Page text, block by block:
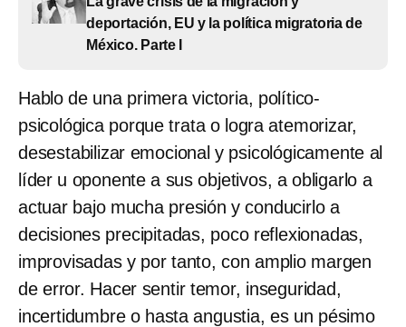
deportación, EU y la política migratoria de
México. Parte I
Hablo de una primera victoria, político-
psicológica porque trata o logra atemorizar,
desestabilizar emocional y psicológicamente al
líder u oponente a sus objetivos, a obligarlo a
actuar bajo mucha presión y conducirlo a
decisiones precipitadas, poco reflexionadas,
improvisadas y por tanto, con amplio margen
de error. Hacer sentir temor, inseguridad,
incertidumbre o hasta angustia, es un pésimo